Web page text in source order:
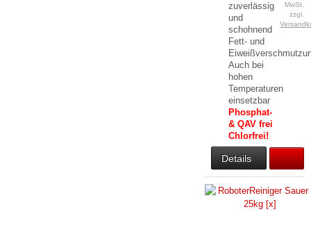
zuverlässig
und
schohnend
Fett- und
Auch bei
hohen
Temperaturen
einsetzbar
Phosphat-
& QAV frei
Chlorfrei!
MwSt.
zzgl.
Details